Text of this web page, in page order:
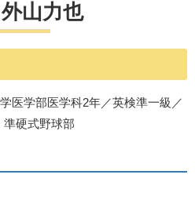
山力也
医学部医学科2年／英検準一級／
硬式野球部